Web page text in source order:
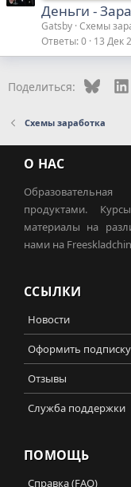
Деньги -
Gatsby Схемы
Ответы 0 13 Дек
Поделиться: Bluesky
Схемы заработка
О НАС
продуктами.
материалы на
нами на
ССЫЛКИ
Новости
Оформить подписку
Отзывы
Служба поддержки
ПОМОЩЬ
Справка (FAQ)